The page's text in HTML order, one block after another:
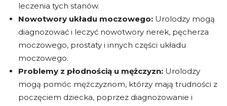
leczenia tych stanów.
Nowotwory układu moczowego: Urolodzy mogą
diagnozować i leczyć nowotwory nerek, pęcherza
moczowego, prostaty i innych części układu
moczowego.
Problemy z płodnością u mężczyzn: Urolodzy
mogą pomóc mężczyznom, którzy mają trudności z
poczęciem dziecka, poprzez diagnozowanie i